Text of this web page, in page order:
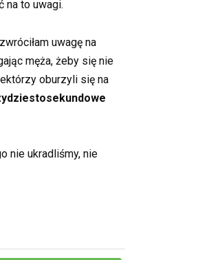
na to uwagi.
uwagę na
męża, żeby się nie
oburzyli się na
nie ukradliśmy, nie